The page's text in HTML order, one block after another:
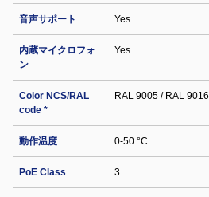
音声サポート Yes
内蔵マイクロフォ
ン
Yes
Color NCS/RAL
code *
RAL 9005 / RAL 9016
動作温度 0-50 °C
PoE Class 3